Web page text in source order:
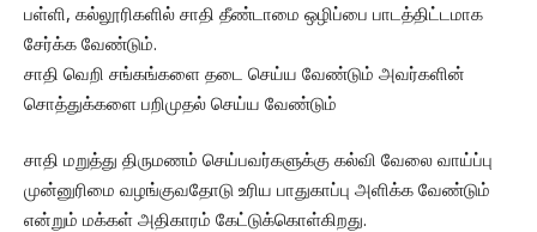
பள்ளி, கல்லூரிகளில் சாதி தீண்டாமை ஒழிப்பை பாடத்திட்டமாக
சேர்க்க வேண்டும்.
சாதி வெறி சங்கங்களை தடை செய்ய வேண்டும் அவர்களின்
சொத்துக்களை பறிமுதல் செய்ய வேண்டும்
சாதி மறுத்து திருமணம் செய்பவர்களுக்கு கல்வி வேலை வாய்ப்பு
முன்னுரிமை வழங்குவதோடு உரிய பாதுகாப்பு அளிக்க வேண்டும்
என்றும் மக்கள் அதிகாரம் கேட்டுக்கொள்கிறது.